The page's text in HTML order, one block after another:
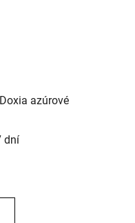
azúrové
dní